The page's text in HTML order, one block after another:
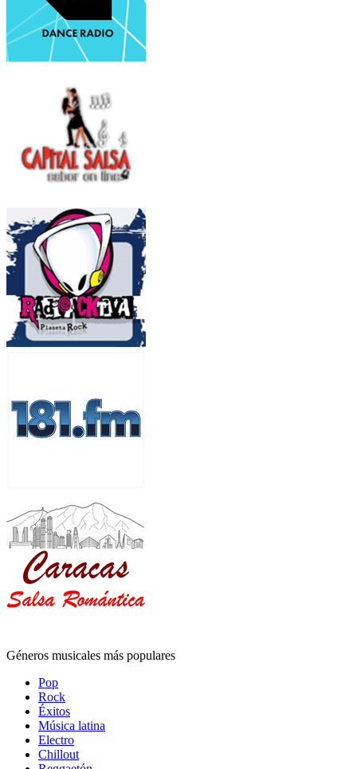
Géneros musicales más populares
Pop
Rock
Éxitos
Música latina
Electro
Chillout